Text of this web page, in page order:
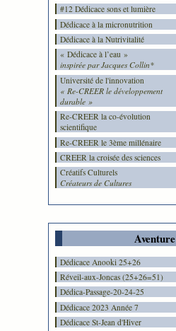
#12 Dédicace sons et lumière
Dédicace à la micronutrition
Dédicace à la Nutrivitalité
« Dédicace à l’eau »
inspirée par Jacques Collin*
Université de l'innovation
« Re-CREER le développement
durable »
Re-CREER la co-évolution
scientifique
Re-CREER le 3ème millénaire
CREER la croisée des sciences
Créatifs Culturels
Créateurs de Cultures
Aventure
Dédicace Anooki 25+26
Réveil-aux-Joncas (25+26=51)
Dédica-Passage-20-24-25
Dédicace 2023 Année 7
Dédicace St-Jean d'Hiver